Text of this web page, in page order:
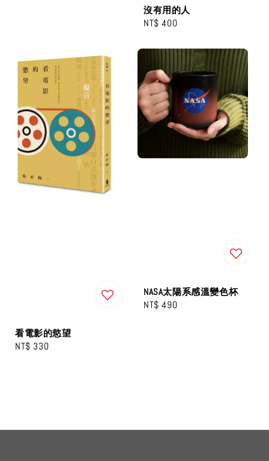
沒有用的人
Regular
NT$ 400
看電影的慾望
Regular
NT$ 330
NASA太陽系感溫變色杯
Regular
NT$ 490